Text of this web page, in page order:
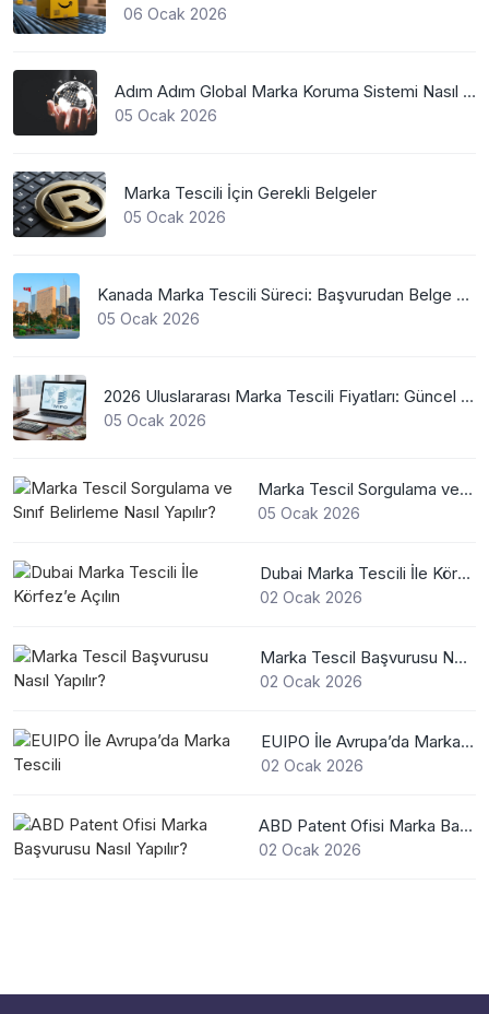
06 Ocak 2026
Adım Adım Global Marka Koruma Sistemi Nasıl Çalışır?
05 Ocak 2026
Marka Tescili İçin Gerekli Belgeler
05 Ocak 2026
Kanada Marka Tescili Süreci: Başvurudan Belge Alımına Kadar Her Şey
05 Ocak 2026
2026 Uluslararası Marka Tescili Fiyatları: Güncel WIPO Ücretleri
05 Ocak 2026
Marka Tescil Sorgulama ve Sınıf Belirleme Nasıl Yapılır?
05 Ocak 2026
Dubai Marka Tescili İle Körfez’e Açılın
02 Ocak 2026
Marka Tescil Başvurusu Nasıl Yapılır?
02 Ocak 2026
EUIPO İle Avrupa’da Marka Tescili
02 Ocak 2026
ABD Patent Ofisi Marka Başvurusu Nasıl Yapılır?
02 Ocak 2026